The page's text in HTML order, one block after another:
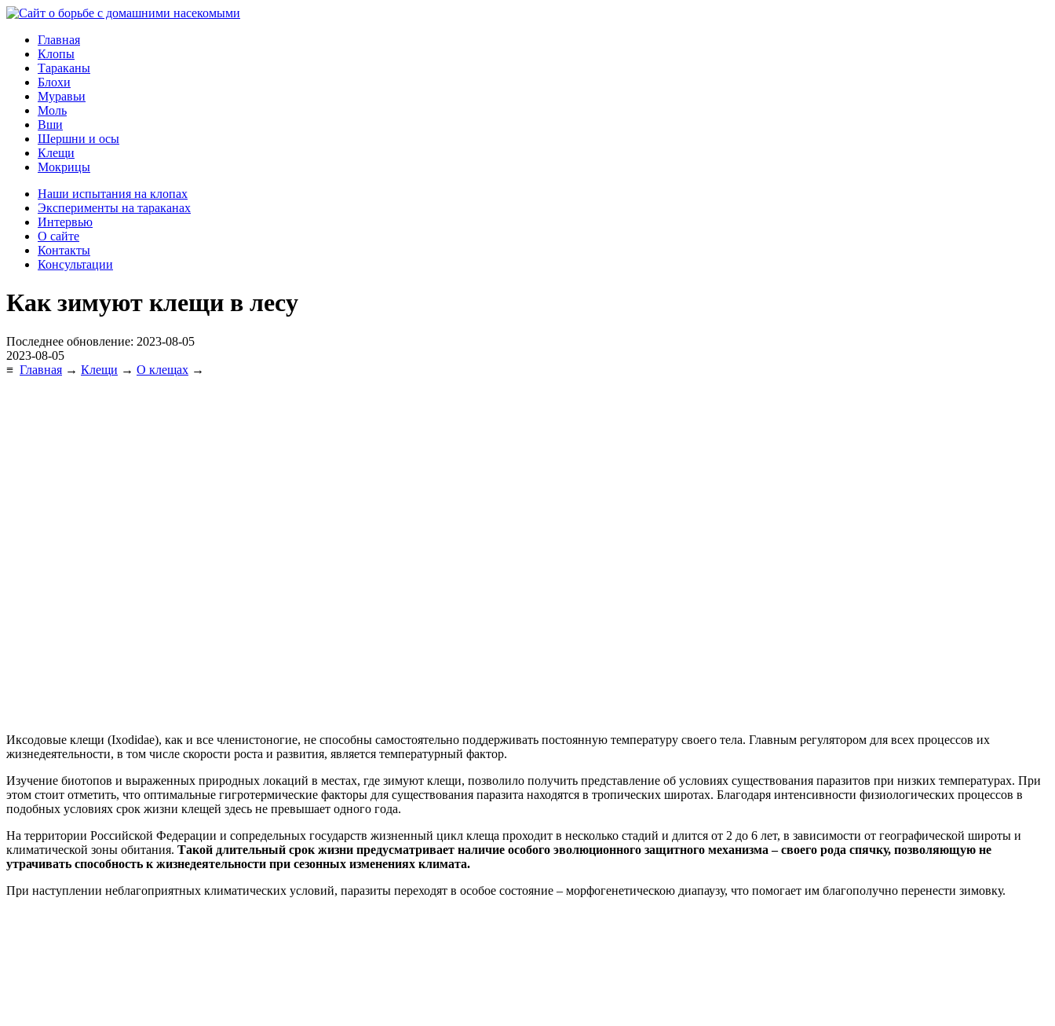
Главная
Клопы
Тараканы
Блохи
Муравьи
Моль
Вши
Шершни и осы
Клещи
Мокрицы
Наши испытания на клопах
Эксперименты на тараканах
Интервью
О сайте
Контакты
Консультации
Как зимуют клещи в лесу
Последнее обновление: 2023-08-05
2023-08-05
≡ Главная → Клещи → О клещах →
Иксодовые клещи (Ixodidae), как и все членистоногие, не способны самостоятельно поддерживать постоянную температуру своего тела. Главным регулятором для всех процессов их
жизнедеятельности, в том числе скорости роста и развития, является температурный фактор.
Изучение биотопов и выраженных природных локаций в местах, где зимуют клещи, позволило получить представление об условиях существования паразитов при низких температурах. При
этом стоит отметить, что оптимальные гигротермические факторы для существования паразита находятся в тропических широтах. Благодаря интенсивности физиологических процессов в
подобных условиях срок жизни клещей здесь не превышает одного года.
На территории Российской Федерации и сопредельных государств жизненный цикл клеща проходит в несколько стадий и длится от 2 до 6 лет, в зависимости от географической широты и
климатической зоны обитания. Такой длительный срок жизни предусматривает наличие особого эволюционного защитного механизма – своего рода спячку, позволяющую не
утрачивать способность к жизнедеятельности при сезонных изменениях климата.
При наступлении неблагоприятных климатических условий, паразиты переходят в особое состояние – морфогенетическою диапаузу, что помогает им благополучно перенести зимовку.